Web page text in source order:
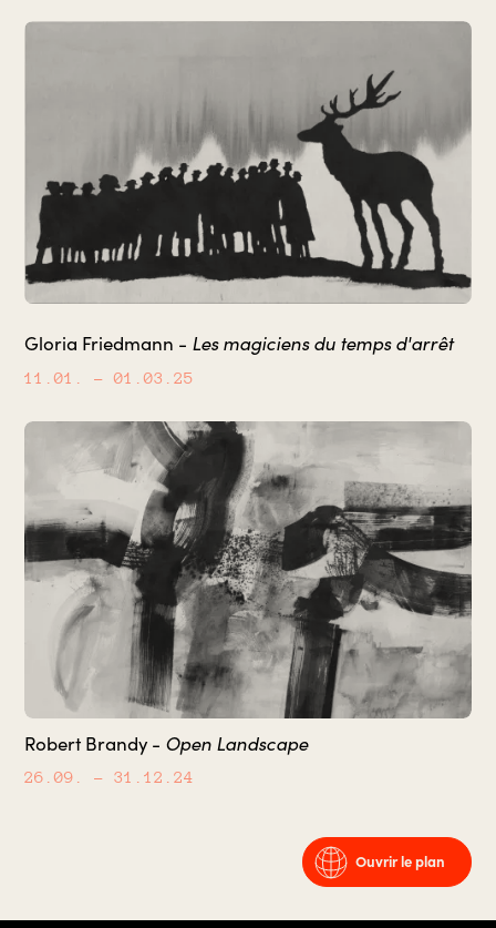
Gloria Friedmann - Les magiciens du temps d'arrêt
11.01. – 01.03.25
Robert Brandy - Open Landscape
26.09. – 31.12.24
Ouvrir le plan